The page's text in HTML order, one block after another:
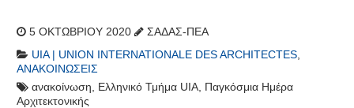
5 ΟΚΤΩΒΡΊΟΥ 2020
ΣΑΔΑΣ-ΠΕΑ
UIA | UNION INTERNATIONALE DES ARCHITECTES,
ΑΝΑΚΟΙΝΏΣΕΙΣ
ανακοίνωση, Ελληνικό Τμήμα UIA, Παγκόσμια Ημέρα
Αρχιτεκτονικής